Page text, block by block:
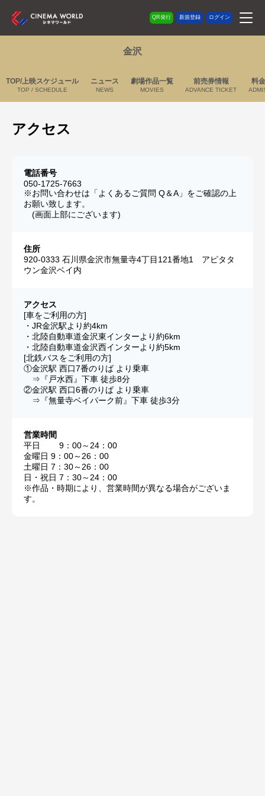
QR発行 新規登録 ログイン
金沢
TOP/上映スケジュール
TOP / SCHEDULE
ニュース
NEWS
劇場作品一覧
MOVIES
前売券情報
ADVANCE TICKET
料
アクセス
電話番号
050-1725-7663
※お問い合わせは「よくあるご質問 Q＆A」をご確認の上
お願い致します。
(画面上部にございます)
住所
920-0333 石川県金沢市無量寺4丁目121番地1 アピタタ
ウン金沢ベイ内
アクセス
[車をご利用の方]
・JR金沢駅より約4km
・北陸自動車道金沢東インターより約6km
・北陸自動車道金沢西インターより約5km
[北鉄バスをご利用の方]
①金沢駅 西口7番のりば より乗車
⇒『戸水西』下車 徒歩8分
②金沢駅 西口6番のりば より乗車
⇒『無量寺ベイパーク前』下車 徒歩3分
営業時間
平日 9：00～24：00
金曜日 9：00～26：00
土曜日 7：30～26：00
日・祝日 7：30～24：00
※作品・時期により、営業時間が異なる場合がございま
す。